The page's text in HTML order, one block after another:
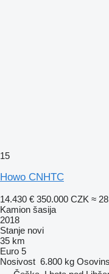
15
Howo CNHTC
14.430 € 350.000 CZK ≈
Kamion šasija
2018
Stanje novi
35 km
Euro 5
Nosivost 6.800 kg